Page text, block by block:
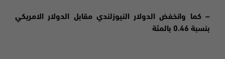
– كما وانخفض الدولار النيوزلندي مقابل الدولار الامريكي
بنسبة 0.46 بالمئة